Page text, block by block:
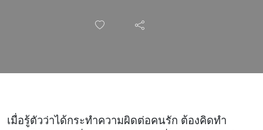
เมื่อรู้ตัวว่าได้กระทำความผิดต่อคนรัก ต้องคิดทำ